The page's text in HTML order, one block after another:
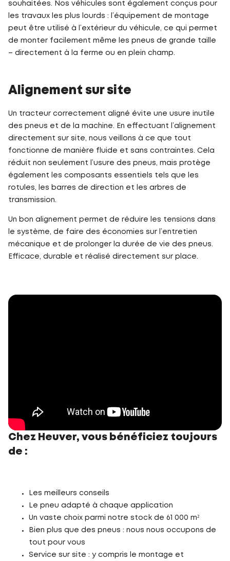
souhaitées. Nos véhicules sont également conçus pour
les travaux les plus lourds : l’équipement de montage
peut être utilisé à l’extérieur du véhicule, ce qui permet
de monter facilement même les pneus de grande taille
– directement à la ferme ou en plein champ.
Alignement sur site
Un tracteur correctement aligné évite une usure inutile
des pneus et de la machine. En effectuant l’alignement
directement sur site, nous veillons à ce que tout
fonctionne de manière fluide et sans contraintes. Cela
réduit non seulement l’usure des pneus, mais protège
également les composants essentiels tels que les
rotules, les barres de direction et les arbres de
transmission.
Un bon alignement permet de réduire les tensions dans
le système, de faire des économies sur l’entretien
mécanique et de prolonger la durée de vie des pneus.
Efficace, durable et réalisé directement sur place.
Chez Heuver, vous bénéficiez toujours
de :
Les meilleurs conseils
Le pneu adapté à chaque application
Un vaste choix parmi notre stock de 61 000 m²
Bien plus que des pneus : nous nous occupons de
tout pour vous
Service sur site : y compris le montage et